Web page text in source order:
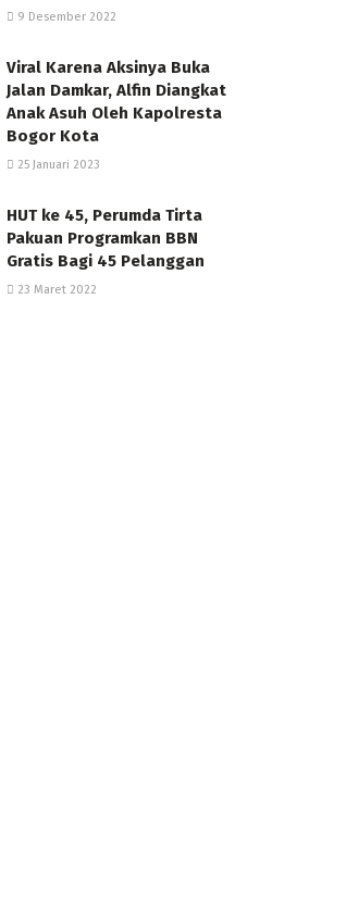
9 Desember 2022
Viral Karena Aksinya Buka
Jalan Damkar, Alfin Diangkat
Anak Asuh Oleh Kapolresta
Bogor Kota
25 Januari 2023
HUT ke 45, Perumda Tirta
Pakuan Programkan BBN
Gratis Bagi 45 Pelanggan
23 Maret 2022